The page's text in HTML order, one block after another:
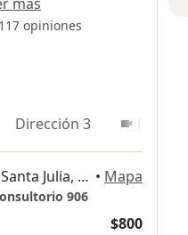
117 opiniones
Dirección 3
Blvd. Aeropuerto 101, Villas Santa Julia, León • Mapa
906
$800